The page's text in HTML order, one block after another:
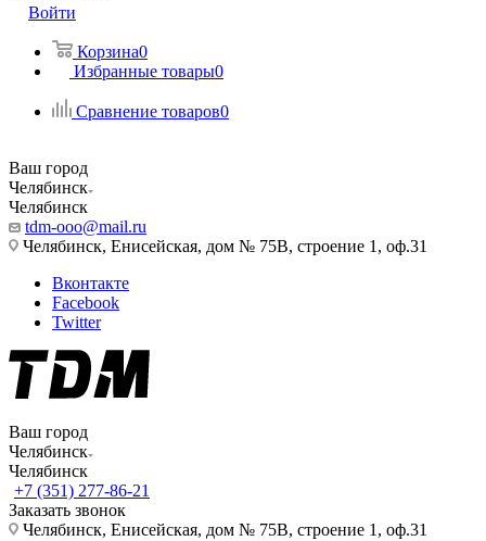
Войти
Корзина0
Избранные товары0
Сравнение товаров0
Ваш город
Челябинск
Челябинск
tdm-ooo@mail.ru
Челябинск, Енисейская, дом № 75В, строение 1, оф.31
Вконтакте
Facebook
Twitter
Ваш город
Челябинск
Челябинск
+7 (351) 277-86-21
Заказать звонок
Челябинск, Енисейская, дом № 75В, строение 1, оф.31